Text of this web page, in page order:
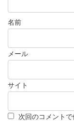
名前
メール
サイト
次回のコメント